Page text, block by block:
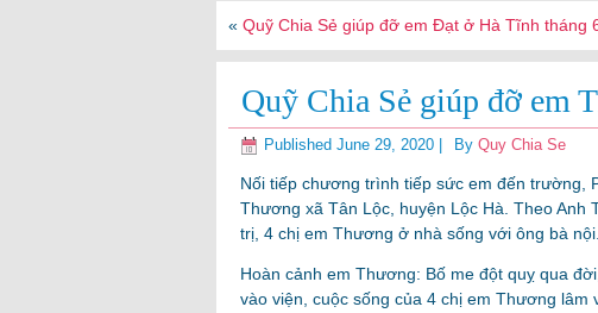
« Quỹ Chia Sẻ giúp đỡ em Đạt ở Hà Tĩnh tháng
Quỹ Chia Sẻ giúp đỡ em
Published June 29, 2020 By Quy Chia Se
Nối tiếp chương trình tiếp sức em đến trường,
Thương xã Tân Lộc, huyện Lộc Hà. Theo Anh
trị, 4 chị em Thương ở nhà sống với ông bà
Hoàn cảnh em Thương: Bố me đột quỵ qua
vào viện, cuộc sống của 4 chị em Thương